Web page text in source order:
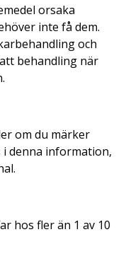
orsaka
inte få dem.
och
behandling när
om du märker
denna information,
hos fler än 1 av 10